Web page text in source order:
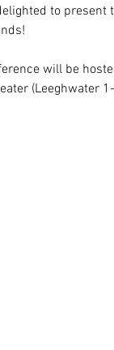
to present
will be
(Leeghwater